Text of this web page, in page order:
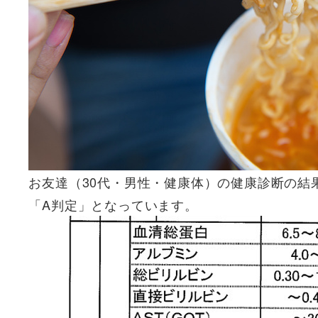
お友達（30代・男性・健康体）の健康診断の結
「A判定」となっています。